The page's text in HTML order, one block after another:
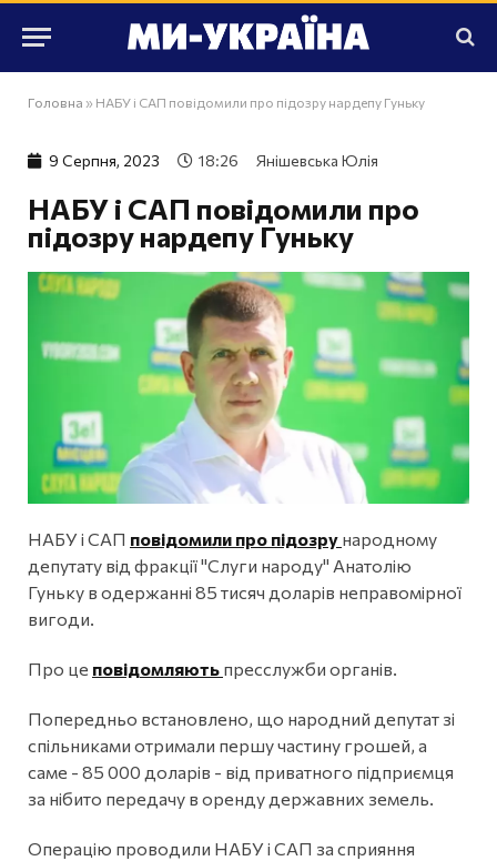
Головна » НАБУ і САП повідомили про підозру нардепу Гуньку
9 Серпня, 2023 18:26 Янішевська Юлія
НАБУ і САП повідомили про
підозру нардепу Гуньку
НАБУ і САП повідомили про підозру народному
депутату від фракції "Слуги народу" Анатолію
Гуньку в одержанні 85 тисяч доларів неправомірної
вигоди.
Про це повідомляють пресслужби органів.
Попередньо встановлено, що народний депутат зі
спільниками отримали першу частину грошей, а
саме - 85 000 доларів - від приватного підприємця
за нібито передачу в оренду державних земель.
Операцію проводили НАБУ і САП за сприяння